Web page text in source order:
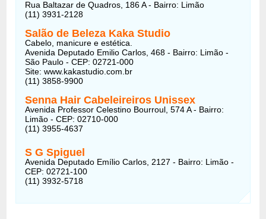
Rua Baltazar de Quadros, 186 A - Bairro: Limão
(11) 3931-2128
Salão de Beleza Kaka Studio
Cabelo, manicure e estética.
Avenida Deputado Emilio Carlos, 468 - Bairro: Limão -
São Paulo - CEP: 02721-000
Site: www.kakastudio.com.br
(11) 3858-9900
Senna Hair Cabeleireiros Unissex
Avenida Professor Celestino Bourroul, 574 A - Bairro:
Limão - CEP: 02710-000
(11) 3955-4637
S G Spiguel
Avenida Deputado Emílio Carlos, 2127 - Bairro: Limão -
CEP: 02721-100
(11) 3932-5718